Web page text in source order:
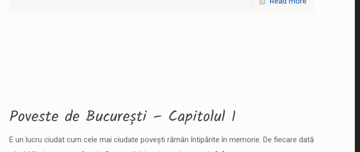
Poveste de București – Capitolul 1
E un lucru ciudat cum cele mai ciudate povești rămân întipărite în memorie. De fiecare dată